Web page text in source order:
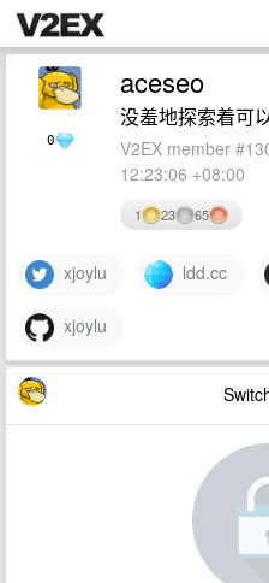
0
aceseo
没羞地探索着可
V2EX member
12:23:06 +08:00
1 23 65
xjoylu ldd.cc
xjoylu